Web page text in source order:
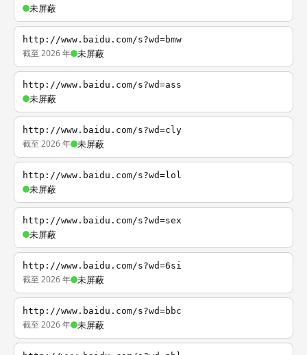
未屏蔽
http://www.baidu.com/s?wd=bmw
截至 2026 年 未屏蔽
http://www.baidu.com/s?wd=ass
未屏蔽
http://www.baidu.com/s?wd=cly
截至 2026 年 未屏蔽
http://www.baidu.com/s?wd=lol
未屏蔽
http://www.baidu.com/s?wd=sex
未屏蔽
http://www.baidu.com/s?wd=6si
截至 2026 年 未屏蔽
http://www.baidu.com/s?wd=bbc
截至 2026 年 未屏蔽